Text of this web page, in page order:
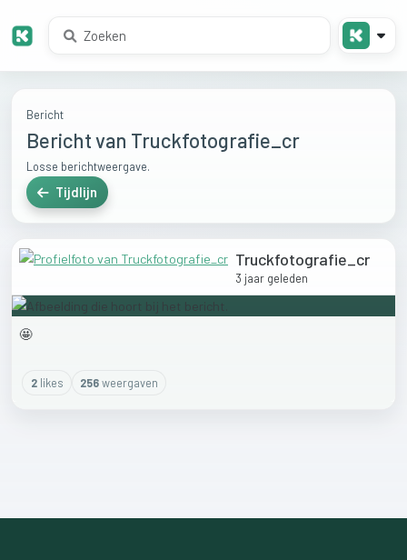
Bericht
Bericht van Truckfotografie_cr
Losse berichtweergave.
Tijdlijn
Truckfotografie_cr
3 jaar geleden
🤩
2likes 256weergaven